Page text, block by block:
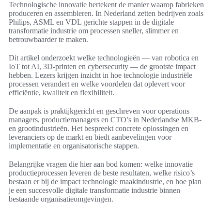
Technologische innovatie hertekent de manier waarop fabrieken
produceren en assembleren. In Nederland zetten bedrijven zoals
Philips, ASML en VDL gerichte stappen in de digitale
transformatie industrie om processen sneller, slimmer en
betrouwbaarder te maken.
Dit artikel onderzoekt welke technologieën — van robotica en
IoT tot AI, 3D-printen en cybersecurity — de grootste impact
hebben. Lezers krijgen inzicht in hoe technologie industriële
processen verandert en welke voordelen dat oplevert voor
efficiëntie, kwaliteit en flexibiliteit.
De aanpak is praktijkgericht en geschreven voor operations
managers, productiemanagers en CTO’s in Nederlandse MKB-
en grootindustrieën. Het bespreekt concrete oplossingen en
leveranciers op de markt en biedt aanbevelingen voor
implementatie en organisatorische stappen.
Belangrijke vragen die hier aan bod komen: welke innovatie
productieprocessen leveren de beste resultaten, welke risico’s
bestaan er bij de impact technologie maakindustrie, en hoe plan
je een succesvolle digitale transformatie industrie binnen
bestaande organisatieomgevingen.